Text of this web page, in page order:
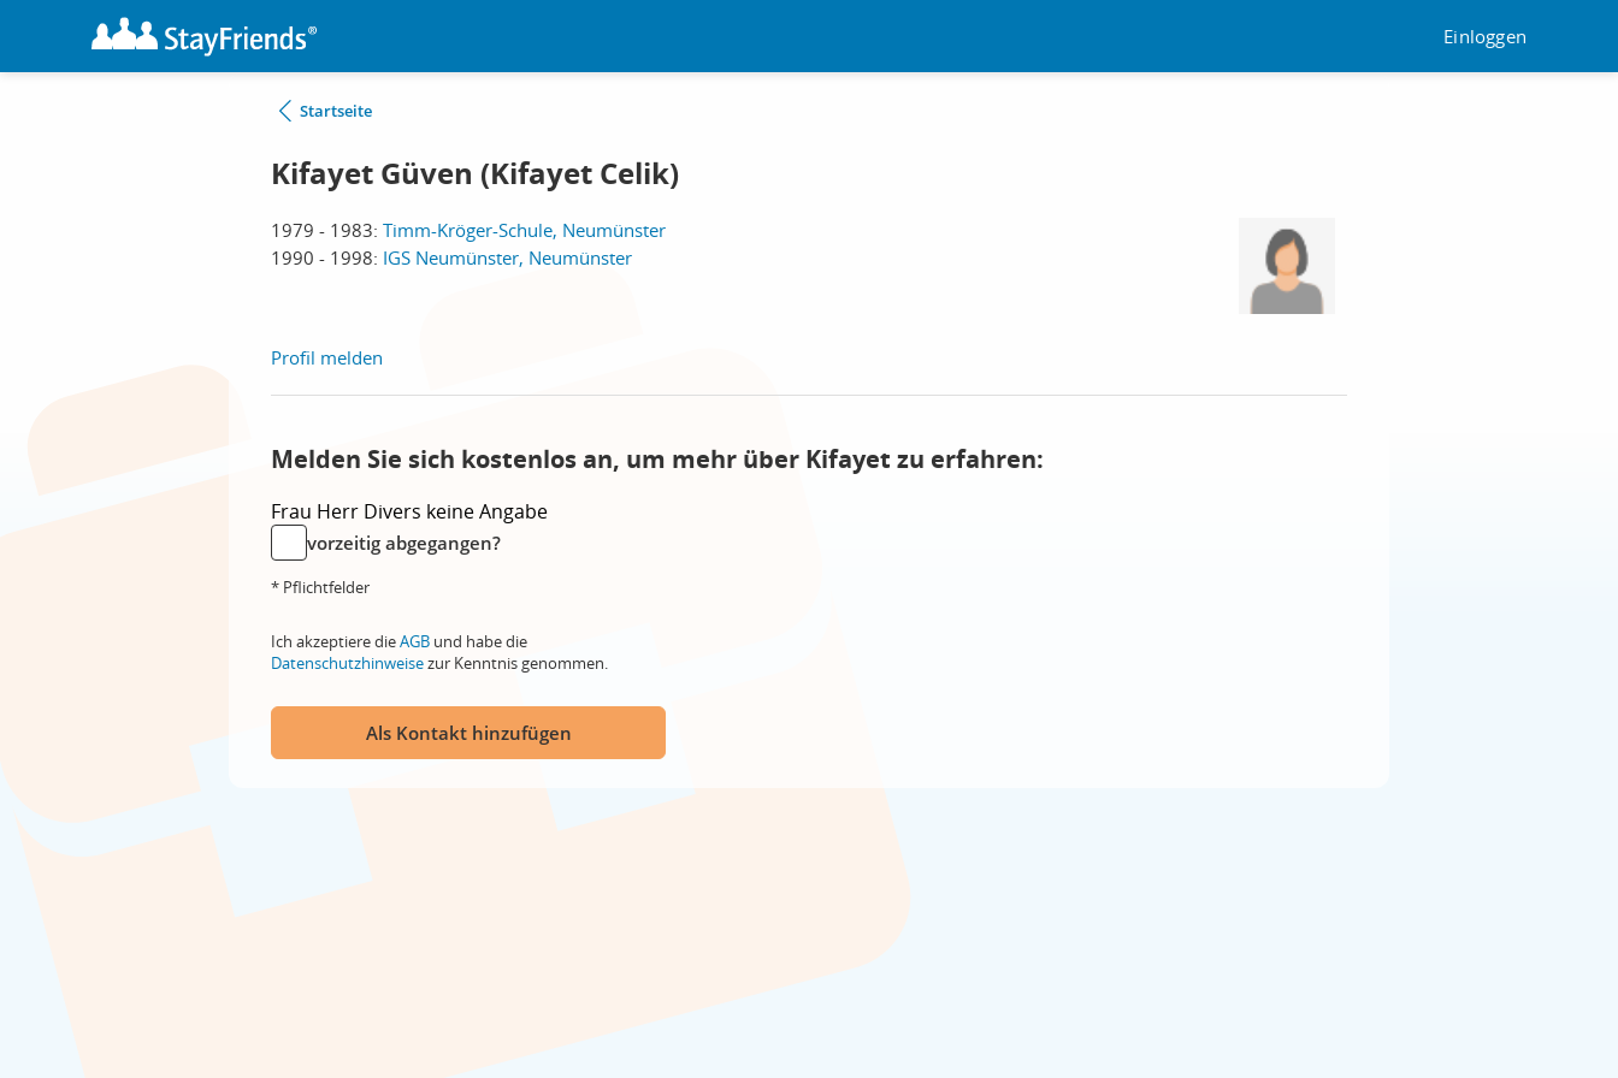
Einloggen
Startseite
Kifayet Güven (Kifayet Celik)
1979 - 1983: Timm-Kröger-Schule, Neumünster
1990 - 1998: IGS Neumünster, Neumünster
Profil melden
Melden Sie sich kostenlos an, um mehr über Kifayet zu erfahren:
Frau Herr Divers keine Angabe
vorzeitig abgegangen?
* Pflichtfelder
Ich akzeptiere dieAGB und habe die
Datenschutzhinweisezur Kenntnis genommen.
Als Kontakt hinzufügen